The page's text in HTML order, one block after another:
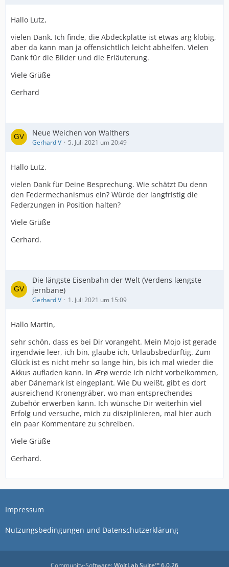
Hallo Lutz,
vielen Dank. Ich finde, die Abdeckplatte ist etwas arg klobig,
aber da kann man ja offensichtlich leicht abhelfen. Vielen
Dank für die Bilder und die Erläuterung.
Viele Grüße
Gerhard
Neue Weichen von Walthers
Gerhard V 5. Juli 2021 um 20:49
Hallo Lutz,
vielen Dank für Deine Besprechung. Wie schätzt Du denn
den Federmechanismus ein? Würde der langfristig die
Federzungen in Position halten?
Viele Grüße
Gerhard.
Die längste Eisenbahn der Welt (Verdens længste
jernbane)
Gerhard V 1. Juli 2021 um 15:09
Hallo Martin,
sehr schön, dass es bei Dir vorangeht. Mein Mojo ist gerade
irgendwie leer, ich bin, glaube ich, Urlaubsbedürftig. Zum
Glück ist es nicht mehr so lange hin, bis ich mal wieder die
Akkus aufladen kann. In Ærø werde ich nicht vorbeikommen,
aber Dänemark ist eingeplant. Wie Du weißt, gibt es dort
ausreichend Kronengräber, wo man entsprechendes
Zubehör erwerben kann. Ich wünsche Dir weiterhin viel
Erfolg und versuche, mich zu disziplinieren, mal hier auch
ein paar Kommentare zu schreiben.
Viele Grüße
Gerhard.
Impressum
Nutzungsbedingungen und Datenschutzerklärung
Community-Software:WoltLab Suite™ 6.0.26